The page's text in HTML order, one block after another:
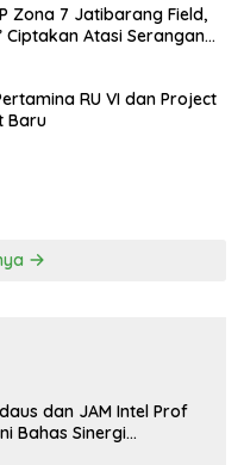
Zona 7 Jatibarang Field,
Ciptakan Atasi Serangan
RU VI dan Project
Baru
dan JAM Intel Prof
Bahas Sinergi